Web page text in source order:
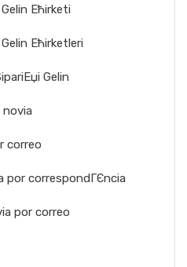
Ећirketi
Ећirketleri
Gelin
correo
por correspondГЄncia
por correo